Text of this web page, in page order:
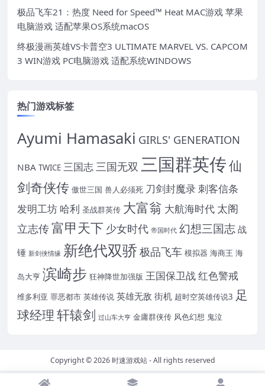
极品飞车21：热度 Need for Speed™ Heat MAC游戏 苹果
电脑游戏 适配苹果OS系统macOS
终极漫画英雄VS卡普空3 ULTIMATE MARVEL VS. CAPCOM
3 WIN游戏 PC电脑游戏 适配系统WINDOWS
热门游戏标签
Ayumi Hamasaki GIRLS' GENERATION
NBA TWICE 三国志三国无双 三国群英传仙
剑奇侠传 傲世三国 兽人必须死 刀剑封魔录刺客信条
发明工坊 哈利 圣战群英传 大富翁 大航海时代 太阁
立志传富甲天下 少女时代 帝国时代 幻想三国志 战
锤 新剑侠情缘 新绝代双骄 极品飞车 模拟器 海商王 海
岛大亨 滨崎步 狂神降世加强版 王国保卫战红色警戒
维多利亚 罪恶都市 英雄传说 英雄无敌 街机 超时空英雄传说3 足
球经理 轩辕剑 过山车大亨 金庸群侠传 风色幻想 鬼泣
Copyright © 2026时速游戏站- All rights reserved